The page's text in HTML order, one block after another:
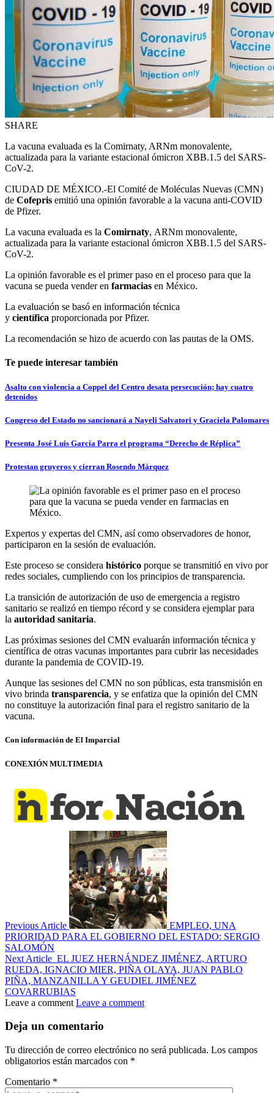
SHARE
La vacuna evaluada es la Comirnaty, ARNm monovalente,
actualizada para la variante estacional ómicron XBB.1.5 del SARS-
CoV-2.
CIUDAD DE MÉXICO.-El Comité de Moléculas Nuevas (CMN)
de Cofepris emitió una opinión favorable a la vacuna anti-COVID
de Pfizer.
La vacuna evaluada es la Comirnaty, ARNm monovalente,
actualizada para la variante estacional ómicron XBB.1.5 del SARS-
CoV-2.
La opinión favorable es el primer paso en el proceso para que la
vacuna se pueda vender en farmacias en México.
La evaluación se basó en información técnica
y científica proporcionada por Pfizer.
La recomendación se hizo de acuerdo con las pautas de la OMS.
Te puede interesar también
Asalto con violencia a Coppel del Centro desata persecución; hay cuatro
detenidos
Congreso del Estado no sancionará a Nayeli Salvatori y Graciela Palomares
Presenta José Luis García Parra el programa “Derecho de Réplica”
Protestan gruyeros y cierran Rosendo Márquez
Expertos y expertas del CMN, así como observadores de honor,
participaron en la sesión de evaluación.
Este proceso se considera histórico porque se transmitió en vivo por
redes sociales, cumpliendo con los principios de transparencia.
La transición de autorización de uso de emergencia a registro
sanitario se realizó en tiempo récord y se considera ejemplar para
la autoridad sanitaria.
Las próximas sesiones del CMN evaluarán información técnica y
científica de otras vacunas importantes para cubrir las necesidades
durante la pandemia de COVID-19.
Aunque las sesiones del CMN no son públicas, esta transmisión en
vivo brinda transparencia, y se enfatiza que la opinión del CMN
no constituye la autorización final para el registro sanitario de la
vacuna.
Con información de El Imparcial
CONEXIÓN MULTIMEDIA
Previous Article
EMPLEO, UNA
PRIORIDAD PARA EL GOBIERNO DEL ESTADO: SERGIO
SALOMÓN
Next Article EL JUEZ HERNÁNDEZ JIMÉNEZ, ARTURO
RUEDA, IGNACIO MIER, PIÑA OLAYA, JUAN PABLO
PIÑA, MANZANILLA Y GEUDIEL JIMÉNEZ
COVARRUBIAS
Leave a comment Leave a comment
Deja un comentario
Tu dirección de correo electrónico no será publicada. Los campos
obligatorios están marcados con *
Comentario *